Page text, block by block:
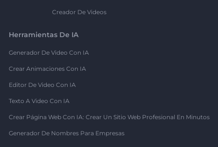
Creador De Videos
Herramientas De IA
Generador De Video Con IA
Crear Animaciones Con IA
Editor De Video Con IA
Texto A Video Con IA
Crear Página Web Con IA: Crear Un Sitio Web Profesional En Minutos
Generador De Nombres Para Empresas